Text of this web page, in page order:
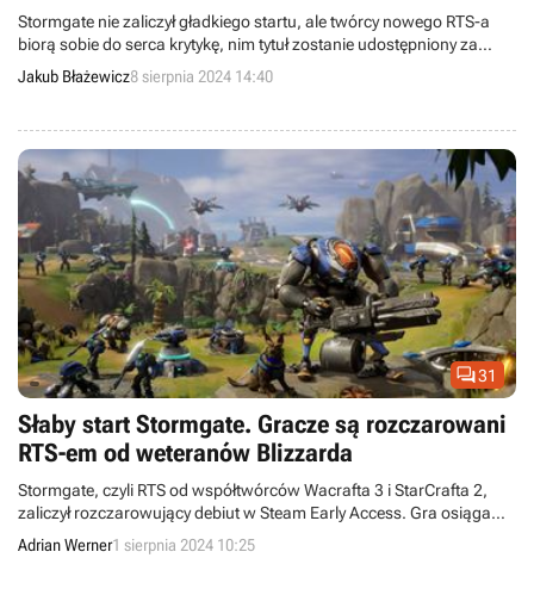
Stormgate nie zaliczył gładkiego startu, ale twórcy nowego RTS-a
biorą sobie do serca krytykę, nim tytuł zostanie udostępniony za
darmo.
Jakub Błażewicz8 sierpnia 2024 14:40
31
Słaby start Stormgate. Gracze są rozczarowani
RTS-em od weteranów Blizzarda
Stormgate, czyli RTS od współtwórców Wacrafta 3 i StarCrafta 2,
zaliczył rozczarowujący debiut w Steam Early Access. Gra osiąga
słabe wyniki aktywności i zbiera mieszane recenzje.
Adrian Werner1 sierpnia 2024 10:25